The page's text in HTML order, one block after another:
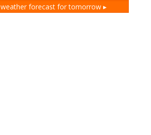
weather forecast for tomorrow ▸